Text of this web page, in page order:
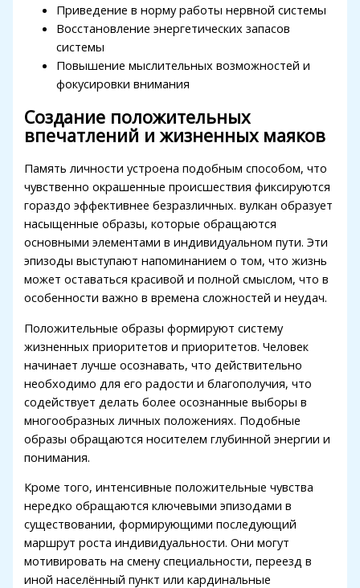
giriş
Panel
Приведение в норму работы нервной системы
Восстановление энергетических запасов
системы
Повышение мыслительных возможностей и
фокусировки внимания
Создание положительных
впечатлений и жизненных маяков
Память личности устроена подобным способом, что
чувственно окрашенные происшествия фиксируются
гораздо эффективнее безразличных. вулкан образует
насыщенные образы, которые обращаются
основными элементами в индивидуальном пути. Эти
эпизоды выступают напоминанием о том, что жизнь
может оставаться красивой и полной смыслом, что в
особенности важно в времена сложностей и неудач.
Положительные образы формируют систему
жизненных приоритетов и приоритетов. Человек
начинает лучше осознавать, что действительно
необходимо для его радости и благополучия, что
содействует делать более осознанные выборы в
многообразных личных положениях. Подобные
образы обращаются носителем глубинной энергии и
понимания.
Кроме того, интенсивные положительные чувства
нередко обращаются ключевыми эпизодами в
существовании, формирующими последующий
маршрут роста индивидуальности. Они могут
мотивировать на смену специальности, переезд в
иной населённый пункт или кардинальные